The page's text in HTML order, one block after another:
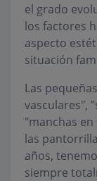
el grado
los factores
aspecto
situación
Las
vasculares",
"manchas
las
años,
siempre